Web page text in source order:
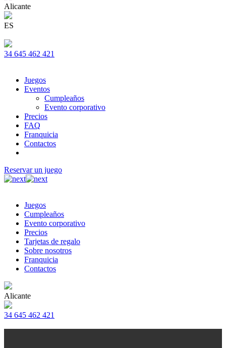
Alicante
ES
34 645 462 421
Juegos
Eventos
Cumpleaños
Evento corporativo
Precios
FAQ
Franquicia
Contactos
Reservar un juego
Juegos
Cumpleaños
Evento corporativo
Precios
Tarjetas de regalo
Sobre nosotros
Franquicia
Contactos
Alicante
34 645 462 421